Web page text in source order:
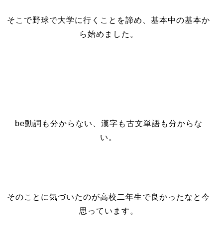
そこで野球で大学に行くことを諦め、基本中の基本か
ら始めました。
be動詞も分からない、漢字も古文単語も分からな
い。
そのことに気づいたのが高校二年生で良かったなと今
思っています。